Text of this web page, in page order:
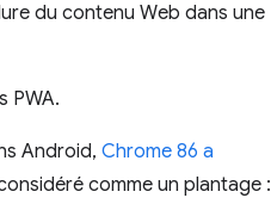
du contenu Web dans une
PWA.
Android, Chrome 86 a
comme un plantage :